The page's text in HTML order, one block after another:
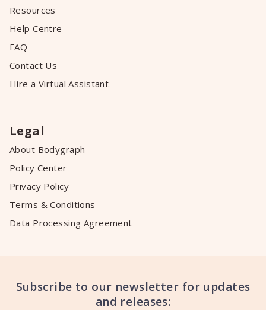
Resources
Help Centre
FAQ
Contact Us
Hire a Virtual Assistant
Legal
About Bodygraph
Policy Center
Privacy Policy
Terms & Conditions
Data Processing Agreement
Subscribe to our newsletter for updates
and releases: